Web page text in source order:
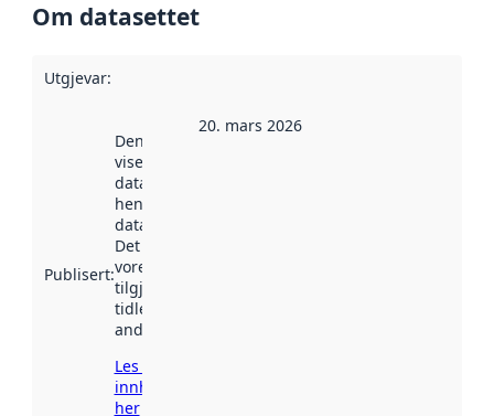
Om datasettet
Utgjevar:
Publisert:
Denne datoen
viser når
datasettet vart
henta inn av
data.norge.no.
Det kan ha
vore
tilgjengeleg
tidlegare
andre stader.
Les meir om
innhenting
her
20. mars 2026